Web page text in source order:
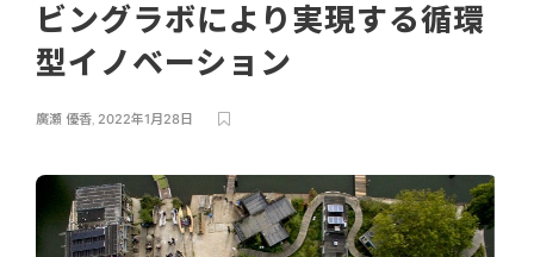
ビングラボにより実現する循環
型イノベーション
廣瀬 優香, 2022年1月28日